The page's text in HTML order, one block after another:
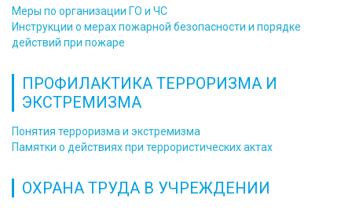
Меры по организации ГО и ЧС
Инструкции о мерах пожарной безопасности и порядке
действий при пожаре
ПРОФИЛАКТИКА ТЕРРОРИЗМА И
ЭКСТРЕМИЗМА
Понятия терроризма и экстремизма
Памятки о действиях при террористических актах
ОХРАНА ТРУДА В УЧРЕЖДЕНИИ